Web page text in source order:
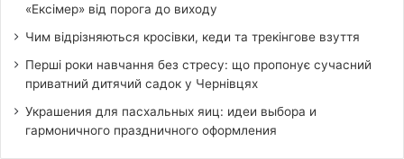
«Ексімер» від порога до виходу
Чим відрізняються кросівки, кеди та трекінгове взуття
Перші роки навчання без стресу: що пропонує сучасний
приватний дитячий садок у Чернівцях
Украшения для пасхальных яиц: идеи выбора и
гармоничного праздничного оформления